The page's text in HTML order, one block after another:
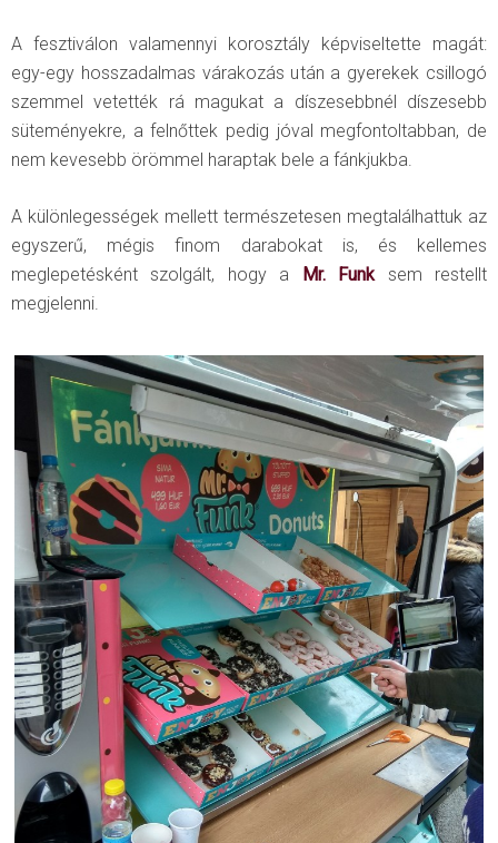
A fesztiválon valamennyi korosztály képviseltette magát:
egy-egy hosszadalmas várakozás után a gyerekek csillogó
szemmel vetették rá magukat a díszesebbnél díszesebb
süteményekre, a felnőttek pedig jóval megfontoltabban, de
nem kevesebb örömmel haraptak bele a fánkjukba.
A különlegességek mellett természetesen megtalálhattuk az
egyszerű, mégis finom darabokat is, és kellemes
meglepetésként szolgált, hogy a Mr. Funk
sem restellt
megjelenni.